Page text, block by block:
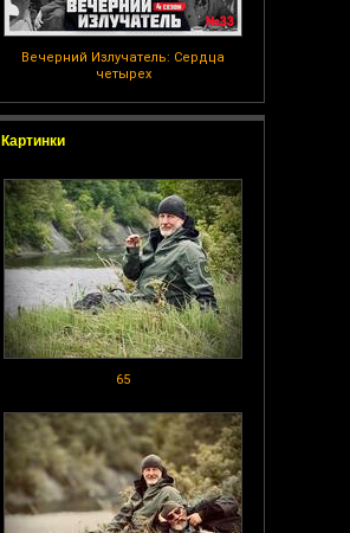
Вечерний Излучатель: Сердца
четырех
Картинки
65